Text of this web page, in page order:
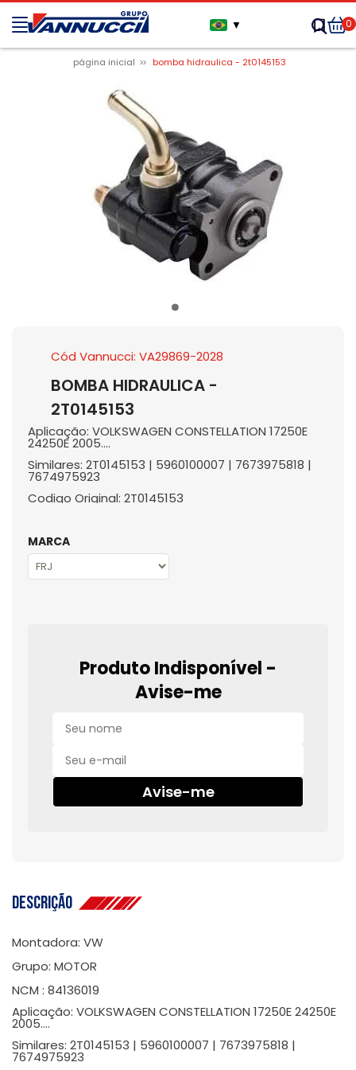
▼ 0
página inicial bomba hidraulica - 2t0145153
Cód Vannucci: VA29869-2028
BOMBA HIDRAULICA -
2T0145153
Aplicação: VOLKSWAGEN CONSTELLATION 17250E
24250E 2005....
Similares: 2T0145153 | 5960100007 | 7673975818 |
7674975923
Codigo Original: 2T0145153
MARCA
Produto Indisponível -
Avise-me
Avise-me
Descrição
Montadora: VW
Grupo: MOTOR
NCM : 84136019
Aplicação: VOLKSWAGEN CONSTELLATION 17250E 24250E
2005....
Similares: 2T0145153 | 5960100007 | 7673975818 |
7674975923